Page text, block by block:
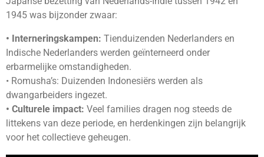
1945 was bijzonder zwaar:
• Interneringskampen: Tienduizenden Nederlanders en
Indische Nederlanders werden geïnterneerd onder
erbarmelijke omstandigheden.
• Romusha’s: Duizenden Indonesiërs werden als
dwangarbeiders ingezet.
• Culturele impact: Veel families dragen nog steeds de
littekens van deze periode, en herdenkingen zijn belangrijk
voor het collectieve geheugen.